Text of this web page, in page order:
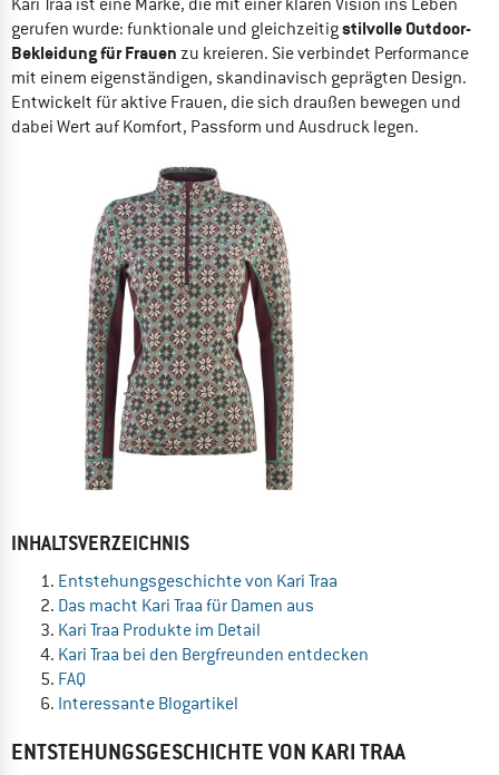
gerufen wurde: funktionale und gleichzeitigstilvolle Outdoor-
Bekleidung für Frauen zu kreieren. Sie verbindet Performance
mit einem eigenständigen, skandinavisch geprägten Design.
Entwickelt für aktive Frauen, die sich draußen bewegen und
dabei Wert auf Komfort, Passform und Ausdruck legen.
INHALTSVERZEICHNIS
Entstehungsgeschichte von Kari Traa
Das macht Kari Traa für Damen aus
Kari Traa Produkte im Detail
Kari Traa bei den Bergfreunden entdecken
FAQ
Interessante Blogartikel
ENTSTEHUNGSGESCHICHTE VON KARI TRAA